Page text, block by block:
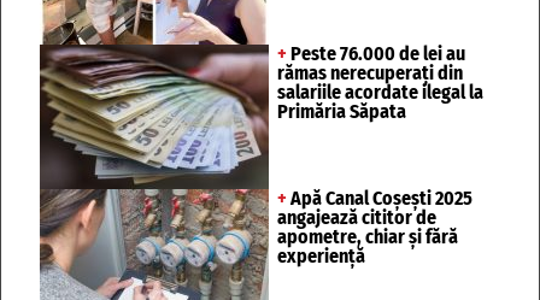
+ Peste 76.000 de lei au
rămas nerecuperați din
salariile acordate ilegal la
Primăria Săpata
+ Apă Canal Coșești 2025
angajează cititor de
apometre, chiar și fără
experiență